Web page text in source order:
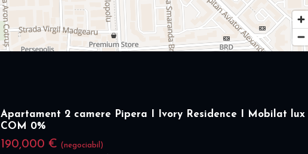
Apartament 2 camere Pipera I Ivory Residence I Mobilat lux I
COM 0%
190,000 € (negociabil)